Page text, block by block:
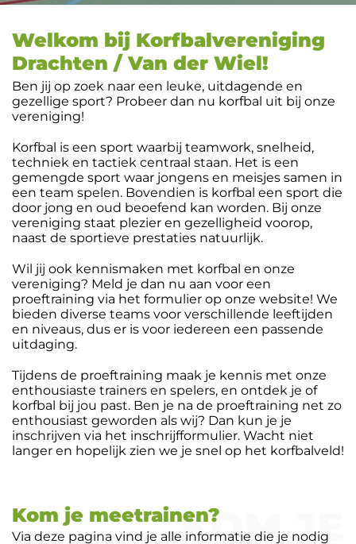
Welkom bij Korfbalvereniging
Drachten / Van der Wiel!
Ben jij op zoek naar een leuke, uitdagende en
gezellige sport? Probeer dan nu korfbal uit bij onze
vereniging!
Korfbal is een sport waarbij teamwork, snelheid,
techniek en tactiek centraal staan. Het is een
gemengde sport waar jongens en meisjes samen in
een team spelen. Bovendien is korfbal een sport die
door jong en oud beoefend kan worden. Bij onze
vereniging staat plezier en gezelligheid voorop,
naast de sportieve prestaties natuurlijk.
Wil jij ook kennismaken met korfbal en onze
vereniging? Meld je dan nu aan voor een
proeftraining via het formulier op onze website! We
bieden diverse teams voor verschillende leeftijden
en niveaus, dus er is voor iedereen een passende
uitdaging.
Tijdens de proeftraining maak je kennis met onze
enthousiaste trainers en spelers, en ontdek je of
korfbal bij jou past. Ben je na de proeftraining net zo
enthousiast geworden als wij? Dan kun je je
inschrijven via het inschrijfformulier. Wacht niet
langer en hopelijk zien we je snel op het korfbalveld!
KOM JE
Kom je meetrainen?
Via deze pagina vind je alle informatie die je nodig